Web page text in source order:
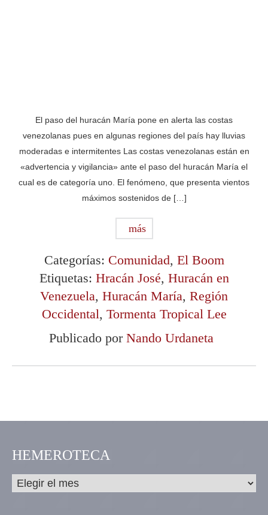
El paso del huracán María pone en alerta las costas
venezolanas pues en algunas regiones del país hay lluvias
moderadas e intermitentes Las costas venezolanas están en
«advertencia y vigilancia» ante el paso del huracán María el
cual es de categoría uno. El fenómeno, que presenta vientos
máximos sostenidos de […]
más
Categorías: Comunidad, El Boom
Etiquetas: Hracán José, Huracán en
Venezuela, Huracán María, Región
Occidental, Tormenta Tropical Lee
Publicado por Nando Urdaneta
HEMEROTECA